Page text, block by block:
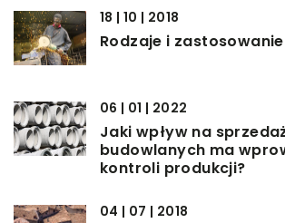
18 | 10 | 2018
Rodzaje i
06 | 01 | 2022
Jaki wpływ na
budowlanych ma
kontroli produkcji?
04 | 07 | 2018